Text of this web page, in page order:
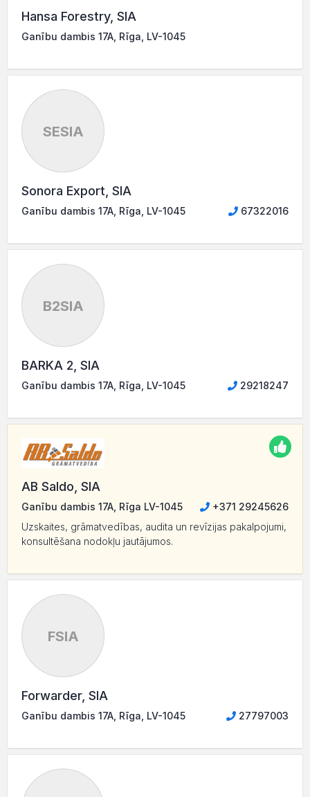
Hansa Forestry, SIA
Ganību dambis 17A, Rīga, LV-1045
SESIA
Sonora Export, SIA
Ganību dambis 17A, Rīga, LV-1045 67322016
B2SIA
BARKA 2, SIA
Ganību dambis 17A, Rīga, LV-1045 29218247
AB Saldo, SIA
Ganību dambis 17A, Rīga LV-1045
+371 29245626
Uzskaites, grāmatvedības, audita un revīzijas pakalpojumi,
konsultēšana nodokļu jautājumos.
FSIA
Forwarder, SIA
Ganību dambis 17A, Rīga, LV-1045 27797003